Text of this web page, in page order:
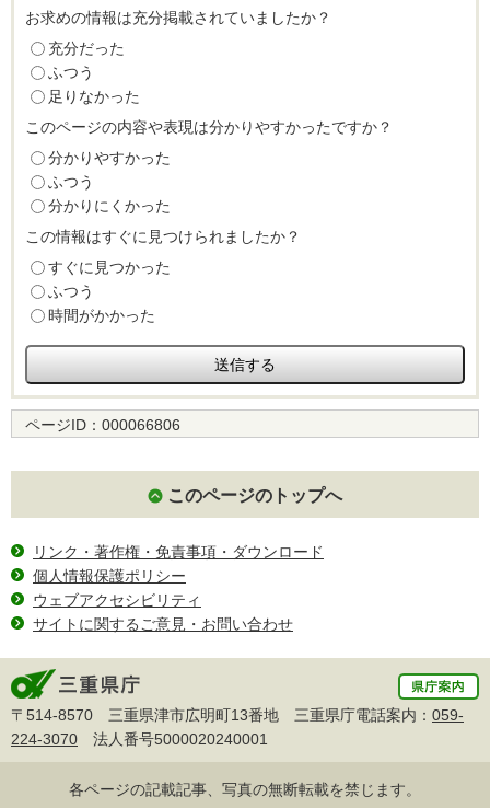
お求めの情報は充分掲載されていましたか？
充分だった
ふつう
足りなかった
このページの内容や表現は分かりやすかったですか？
分かりやすかった
ふつう
分かりにくかった
この情報はすぐに見つけられましたか？
すぐに見つかった
ふつう
時間がかかった
ページID： 000066806
このページのトップへ
リンク・著作権・免責事項・ダウンロード
個人情報保護ポリシー
ウェブアクセシビリティ
サイトに関するご意見・お問い合わせ
〒514-8570 三重県津市広明町13番地 三重県庁電話案内： 059-
224-3070 法人番号5000020240001
各ページの記載記事、写真の無断転載を禁じます。